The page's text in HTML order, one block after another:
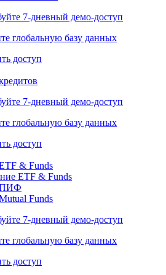
календарь
IPO/SPO
7-дневный
глобальную базу данных
доступ
7-дневный
глобальную базу данных
доступ
& Funds
ETF & Funds
ПИФ
Funds
7-дневный